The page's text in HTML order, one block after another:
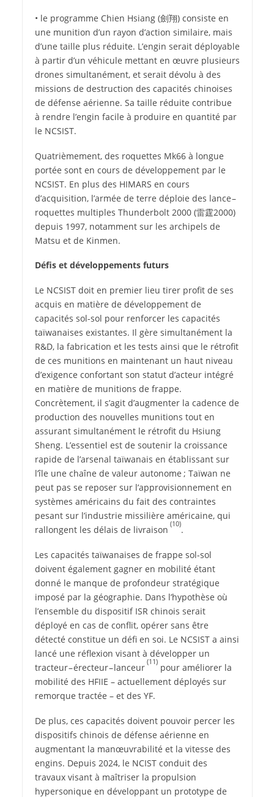
• le programme Chien Hsiang (劍翔) consiste en
une munition d’un rayon d’action similaire, mais
d’une taille plus réduite. L’engin serait déployable
à partir d’un véhicule mettant en œuvre plusieurs
drones simultanément, et serait dévolu à des
missions de destruction des capacités chinoises
de défense aérienne. Sa taille réduite contribue
à rendre l’engin facile à produire en quantité par
le NCSIST.
Quatrièmement, des roquettes Mk66 à longue
portée sont en cours de développement par le
NCSIST. En plus des HIMARS en cours
d’acquisition, l’armée de terre déploie des lance –
roquettes multiples Thunderbolt 2000 (雷霆2000)
depuis 1997, notamment sur les archipels de
Matsu et de Kinmen.
Défis et développements futurs
Le NCSIST doit en premier lieu tirer profit de ses
acquis en matière de développement de
capacités sol-sol pour renforcer les capacités
taïwanaises existantes. Il gère simultanément la
R&D, la fabrication et les tests ainsi que le rétrofit
de ces munitions en maintenant un haut niveau
d’exigence confortant son statut d’acteur intégré
en matière de munitions de frappe.
Concrètement, il s’agit d’augmenter la cadence de
production des nouvelles munitions tout en
assurant simultanément le rétrofit du Hsiung
Sheng. L’essentiel est de soutenir la croissance
rapide de l’arsenal taïwanais en établissant sur
l’île une chaîne de valeur autonome ; Taïwan ne
peut pas se reposer sur l’approvisionnement en
systèmes américains du fait des contraintes
pesant sur l’industrie missilière américaine, qui
rallongent les délais de livraison
(10)
.
Les capacités taïwanaises de frappe sol-sol
doivent également gagner en mobilité étant
donné le manque de profondeur stratégique
imposé par la géographie. Dans l’hypothèse où
l’ensemble du dispositif ISR chinois serait
déployé en cas de conflit, opérer sans être
détecté constitue un défi en soi. Le NCSIST a ainsi
lancé une réflexion visant à développer un
tracteur – érecteur – lanceur
(11)
pour améliorer la
mobilité des HFIIE – actuellement déployés sur
remorque tractée – et des YF.
De plus, ces capacités doivent pouvoir percer les
dispositifs chinois de défense aérienne en
augmentant la manœuvrabilité et la vitesse des
engins. Depuis 2024, le NCIST conduit des
travaux visant à maîtriser la propulsion
hypersonique en développant un prototype de